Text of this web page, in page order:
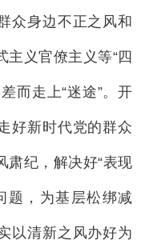
众身边不正之风和
主义官僚主义等“四
而走上“迷途”。开
好新时代党的群众
肃纪，解决好“表现
题，为基层松绑减
以清新之风办好为